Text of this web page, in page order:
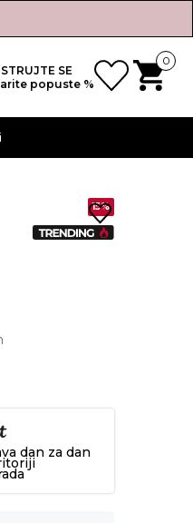
SE
popuste %
0
15%
dan za dan